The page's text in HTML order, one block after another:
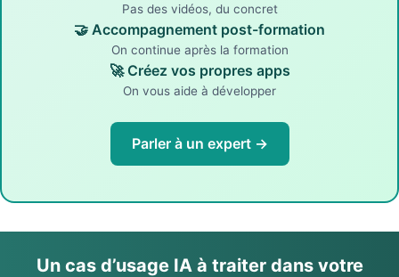
Pas des vidéos, du concret
🤝 Accompagnement post-formation
On continue après la formation
🚀 Créez vos propres apps
On vous aide à développer
Parler à un expert →
Un cas d’usage IA à traiter dans votre